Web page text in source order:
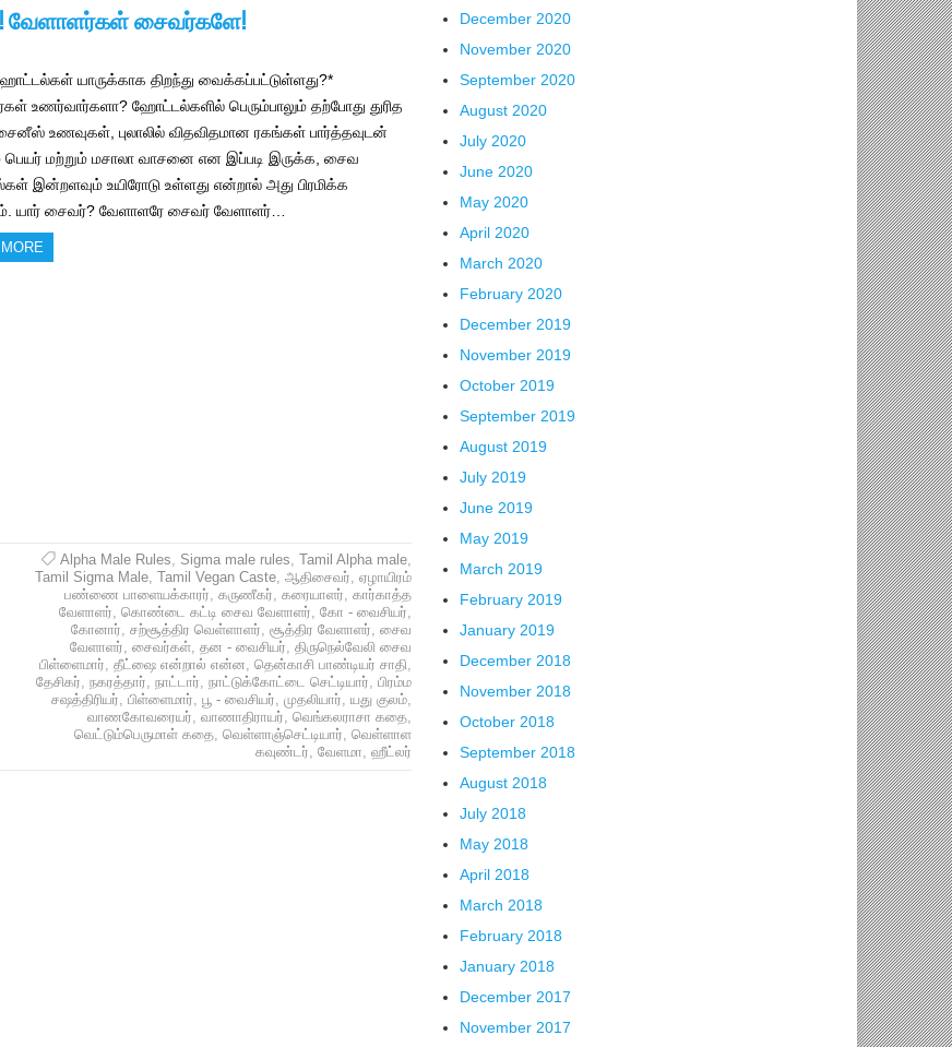
வேளாளர்கள் சைவர்களே!
யாருக்காக திறந்து வைக்கப்பட்டுள்ளது?*
உணர்வார்களா? ஹோட்டல்களில் பெரும்பாலும் தற்போது துரித
உணவுகள், புலாலில் விதவிதமான ரகங்கள் பார்த்தவுடன்
பெயர் மற்றும் மசாலா வாசனை என இப்படி இருக்க, சைவ
இன்றளவும் உயிரோடு உள்ளது என்றால் அது பிரமிக்க
யார் சைவர்? வேளாளரே சைவர் வேளாளர்…
Alpha Male Rules Sigma male rules Tamil Alpha male,
Tamil Sigma Male, Tamil Vegan Caste, ஆதிசைவர் ஏழாயிரம்
பண்ணை பாளையக்காரர் கருணீகர் கரையாளர் கார்காத்த
வேளாளர் கொண்டை கட்டி சைவ வேளாளர் கோ - வைசியர்
கோனார் சற்சூத்திர வெள்ளாளர் சூத்திர வேளாளர் சைவ
வேளாளர் சைவர்கள், தன - வைசியர் திருநெல்வேலி சைவ
பிள்ளைமார் தீட்ஷை என்றால் என்ன தென்காசி பாண்டியர் சாதி
தேசிகர் நகரத்தார் நாட்டார் நாட்டுக்கோட்டை செட்டியார் பிரம்ம
சஷத்திரியர் பிள்ளைமார் பூ - வைசியர் முதலியார் யது குலம்,
வாணகோவரையர் வாணாதிராயர் வெங்கலராசா கதை,
வெட்டும்பெருமாள் கதை, வெள்ளாஞ்செட்டியார் வெள்ளாள
கவுண்டர் வேளமா ஹீட்லர்
December 2020
November 2020
September 2020
August 2020
July 2020
June 2020
May 2020
April 2020
March 2020
February 2020
December 2019
November 2019
October 2019
September 2019
August 2019
July 2019
June 2019
May 2019
March 2019
February 2019
January 2019
December 2018
November 2018
October 2018
September 2018
August 2018
July 2018
May 2018
April 2018
March 2018
February 2018
January 2018
December 2017
November 2017